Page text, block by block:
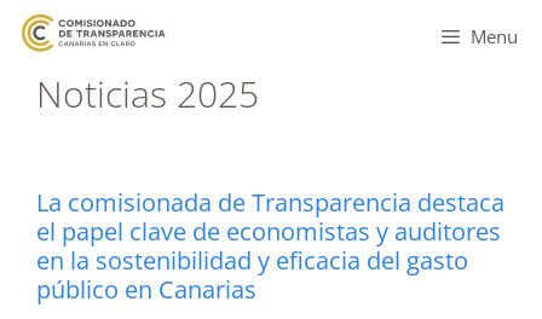
Menu
Noticias 2025
La comisionada de Transparencia destaca
el papel clave de economistas y auditores
en la sostenibilidad y eficacia del gasto
público en Canarias